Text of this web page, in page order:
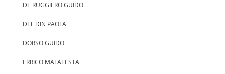
DE RUGGIERO GUIDO
DEL DIN PAOLA
DORSO GUIDO
ERRICO MALATESTA